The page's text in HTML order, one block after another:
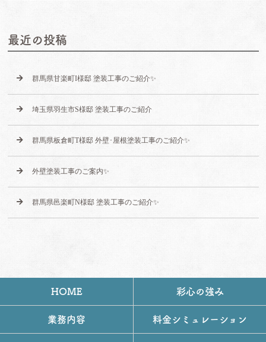
最近の投稿
群馬県甘楽町I様邸 塗装工事のご紹介✨
埼玉県羽生市S様邸 塗装工事のご紹介
群馬県板倉町T様邸 外壁･屋根塗装工事のご紹介✨
外壁塗装工事のご案内✨
群馬県邑楽町N様邸 塗装工事のご紹介✨
HOME 彩心の強み
業務内容 料金シミュレーション